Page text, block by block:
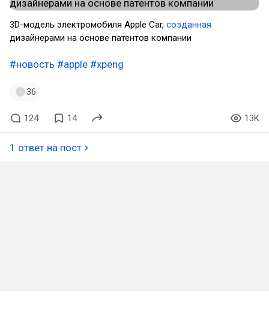
3D-модель электромобиля Apple Car, созданная
дизайнерами на основе патентов компании
#новость #apple #xpeng
36
124 14 13K
1 ответ на пост